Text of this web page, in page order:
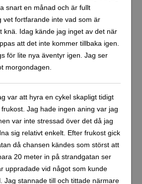
snart en månad och är fullt
vet fortfarande inte vad som är
knä. Idag kände jag inget av det när
att det inte kommer tillbaka igen.
för lite nya äventyr igen. Jag ser
morgondagen.
var att hyra en cykel skapligt tidigt
Jag hade ingen aning var jag
var inte stressad över det då jag
sig relativt enkelt. Efter frukost gick
då chansen kändes som störst att
20 meter in på strandgatan ser
uppradade vid något som kunde
Jag stannade till och tittade närmare